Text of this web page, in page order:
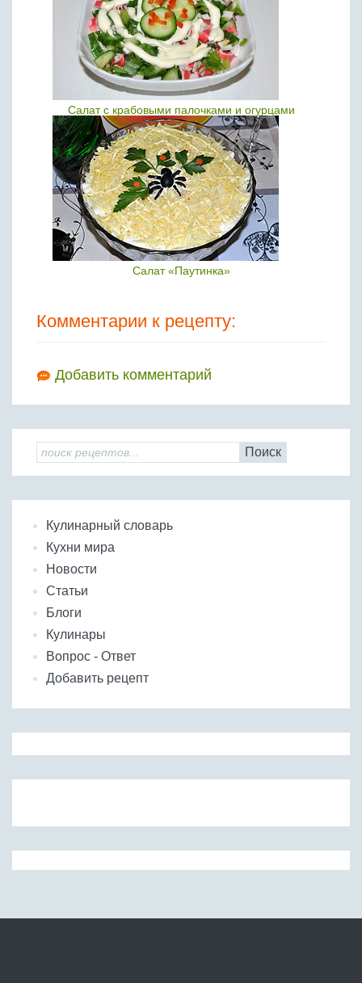
Салат с крабовыми палочками и огурцами
Салат «Паутинка»
Комментарии к рецепту:
Добавить комментарий
Поиск
Кулинарный словарь
Кухни мира
Новости
Статьи
Блоги
Кулинары
Вопрос - Ответ
Добавить рецепт